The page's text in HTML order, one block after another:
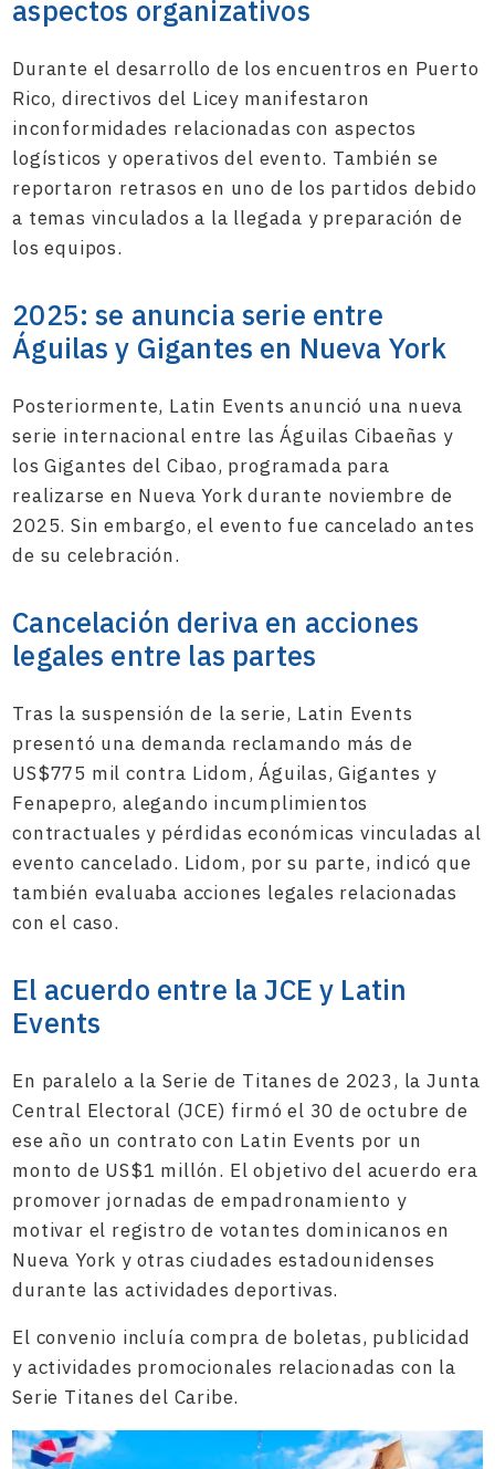
aspectos organizativos
Durante el desarrollo de los encuentros en Puerto
Rico, directivos del Licey manifestaron
inconformidades relacionadas con aspectos
logísticos y operativos del evento. También se
reportaron retrasos en uno de los partidos debido
a temas vinculados a la llegada y preparación de
los equipos.
2025: se anuncia serie entre
Águilas y Gigantes en Nueva York
Posteriormente, Latin Events anunció una nueva
serie internacional entre las Águilas Cibaeñas y
los Gigantes del Cibao, programada para
realizarse en Nueva York durante noviembre de
2025. Sin embargo, el evento fue cancelado antes
de su celebración.
Cancelación deriva en acciones
legales entre las partes
Tras la suspensión de la serie, Latin Events
presentó una demanda reclamando más de
US$775 mil contra Lidom, Águilas, Gigantes y
Fenapepro, alegando incumplimientos
contractuales y pérdidas económicas vinculadas al
evento cancelado. Lidom, por su parte, indicó que
también evaluaba acciones legales relacionadas
con el caso.
El acuerdo entre la JCE y Latin
Events
En paralelo a la Serie de Titanes de 2023, la Junta
Central Electoral (JCE) firmó el 30 de octubre de
ese año un contrato con Latin Events por un
monto de US$1 millón. El objetivo del acuerdo era
promover jornadas de empadronamiento y
motivar el registro de votantes dominicanos en
Nueva York y otras ciudades estadounidenses
durante las actividades deportivas.
El convenio incluía compra de boletas, publicidad
y actividades promocionales relacionadas con la
Serie Titanes del Caribe.